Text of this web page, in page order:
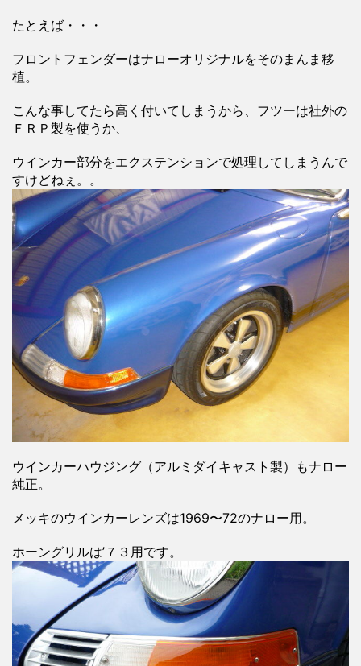
たとえば・・・
フロントフェンダーはナローオリジナルをそのまんま移
植。
こんな事してたら高く付いてしまうから、フツーは社外の
ＦＲＰ製を使うか、
ウインカー部分をエクステンションで処理してしまうんで
すけどねぇ。。
ウインカーハウジング（アルミダイキャスト製）もナロー
純正。
メッキのウインカーレンズは1969〜72のナロー用。
ホーングリルは’７３用です。